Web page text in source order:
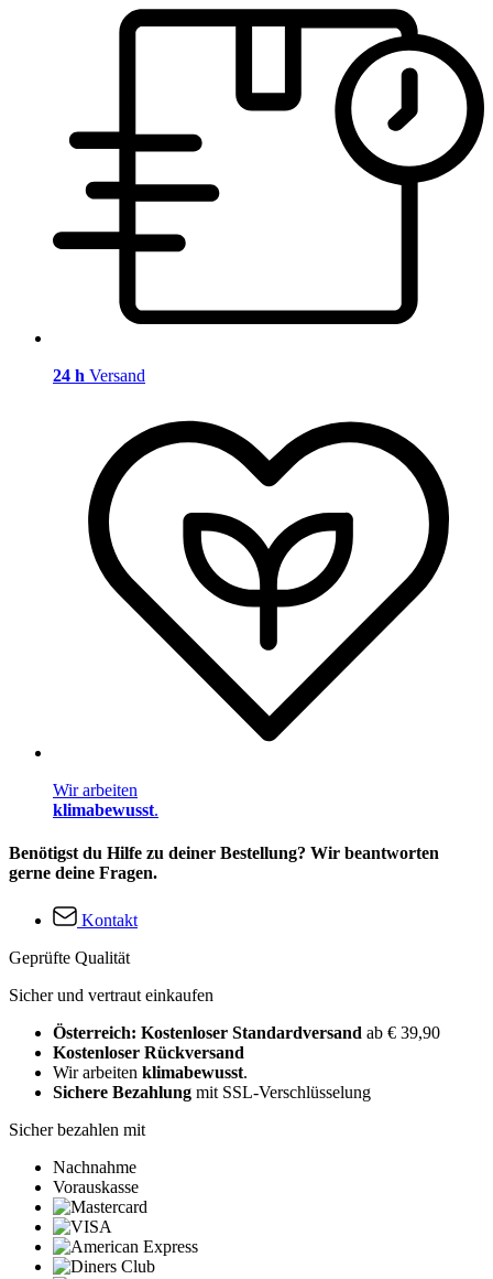
24 h Versand
Wir arbeiten
klimabewusst.
Benötigst du Hilfe zu deiner Bestellung? Wir beantworten
gerne deine Fragen.
Kontakt
Geprüfte Qualität
Sicher und vertraut einkaufen
Österreich: Kostenloser Standardversand ab € 39,90
Kostenloser Rückversand
Wir arbeiten klimabewusst.
Sichere Bezahlung mit SSL-Verschlüsselung
Sicher bezahlen mit
Nachnahme
Vorauskasse